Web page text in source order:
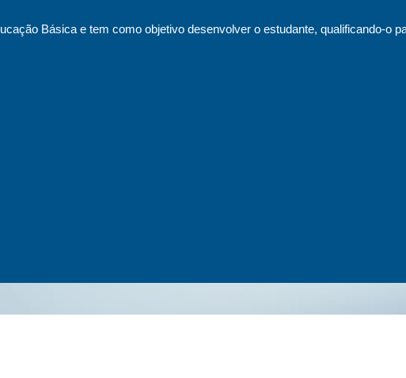
Básica e tem como objetivo desenvolver o estudante, qualificando-o